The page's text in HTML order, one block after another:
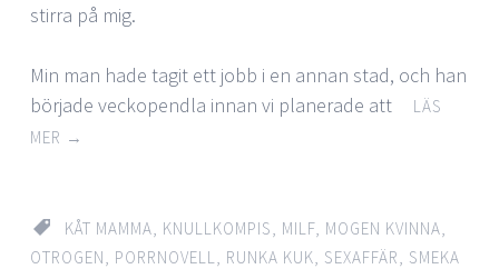
stirra på mig.
Min man hade tagit ett jobb i en annan stad, och han
började veckopendla innan vi planerade att
LÄS
MER →
KÅT MAMMA KNULLKOMPIS MILF MOGEN KVINNA
OTROGEN
PORRNOVELL RUNKA KUK SEXAFFÄR
SMEKA